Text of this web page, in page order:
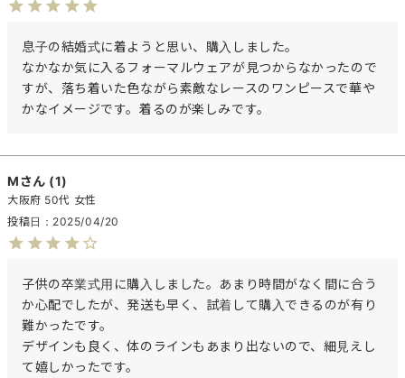
息子の結婚式に着ようと思い、購入しました。
なかなか気に入るフォーマルウェアが見つからなかったので
すが、落ち着いた色ながら素敵なレースのワンピースで華や
かなイメージです。着るのが楽しみです。
M 1
大阪府 50代 女性
投稿日
2025/04/20
子供の卒業式用に購入しました。あまり時間がなく間に合う
か心配でしたが、発送も早く、試着して購入できるのが有り
難かったです。
デザインも良く、体のラインもあまり出ないので、細見えし
て嬉しかったです。